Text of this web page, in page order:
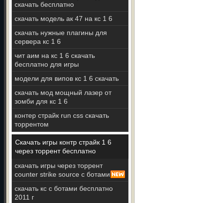
скачать бесплатно
скачать модель ак 47 на кс 1 6
скачать нужные плагины для
сервера кс 1 6
чит аим на кс 1 6 скачать
бесплатно для игры
модели для випов кс 1 6 скачать
скачать мод мощный лазер от
зомби для кс 1 6
контер страйк run css скачать
торрентом
Скачать игры контр страйк 1 6
через торрент бесплатно
скачать игры через торрент
counter strike source с ботами
скачать кс с ботами бесплатно
2011 г